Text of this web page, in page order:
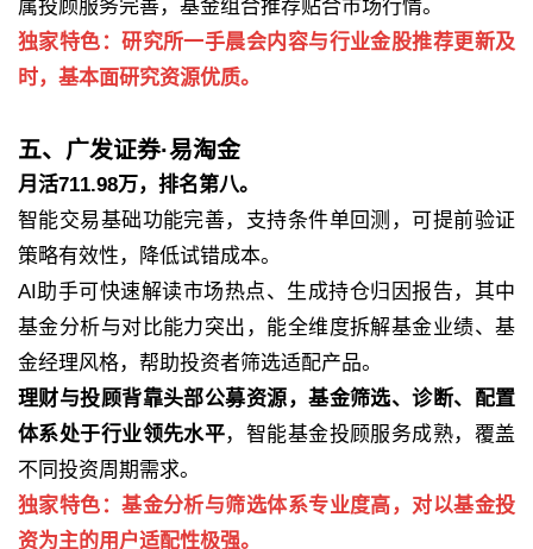
属投顾服务完善，基金组合推荐贴合市场行情。
独家特色：研究所一手晨会内容与行业金股推荐更新及
时，基本面研究资源优质。
五、广发证券·易淘金
月活711.98万，排名第八。
智能交易基础功能完善，支持条件单回测，可提前验证
策略有效性，降低试错成本。
AI助手可快速解读市场热点、生成持仓归因报告，其中
基金分析与对比能力突出，能全维度拆解基金业绩、基
金经理风格，帮助投资者筛选适配产品。
理财与投顾背靠头部公募资源，基金筛选、诊断、配置
体系处于行业领先水平，智能基金投顾服务成熟，覆盖
不同投资周期需求。
独家特色：基金分析与筛选体系专业度高，对以基金投
资为主的用户适配性极强。